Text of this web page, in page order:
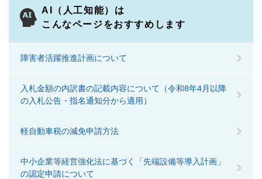
AI（人工知能）は
こんなページをおすすめします
障害者活躍推進計画について
入札金額の内訳書の記載内容について（令和8年4月以降
の入札公告・指名通知分から適用）
軽自動車税の減免申請方法
中小企業等経営強化法に基づく「先端設備等導入計画」
の認定申請について